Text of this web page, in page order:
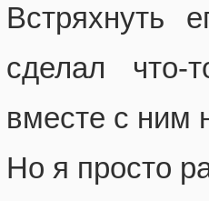
Встряхнуть
сделал что-
вместе с ним
Но я просто